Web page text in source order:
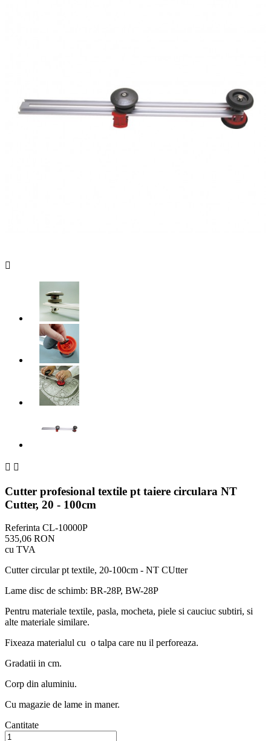

 
Cutter profesional textile pt taiere circulara NT
Cutter, 20 - 100cm
Referinta CL-10000P
535,06 RON
cu TVA
Cutter circular pt textile, 20-100cm - NT CUtter
Lame disc de schimb: BR-28P, BW-28P
Pentru materiale textile, pasla, mocheta, piele si cauciuc subtiri, si
alte materiale similare.
Fixeaza materialul cu o talpa care nu il perforeaza.
Gradatii in cm.
Corp din aluminiu.
Cu magazie de lame in maner.
Cantitate